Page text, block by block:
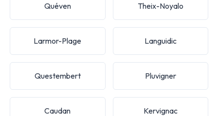
Quéven Theix-Noyalo
Larmor-Plage Languidic
Questembert Pluvigner
Caudan Kervignac